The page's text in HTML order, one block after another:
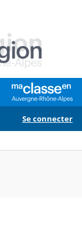
Se connecter